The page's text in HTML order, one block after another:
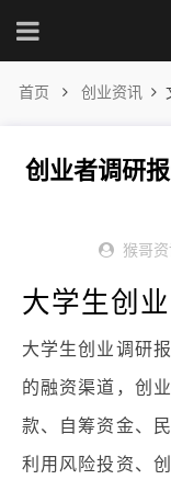
首页 创业资讯
创业者调研
猴哥资
大学生创
大学生创业调研
的融资渠道，创
款、自筹资金、
利用风险投资、